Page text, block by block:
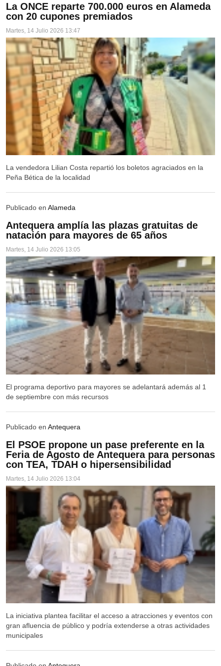
FUENTE DE PIEDRA
MOLLINA
VILLANUEVA DE LA CONCEPCIÓN
VALLE DE ABDALAJÍS
ANTEQUERA
ALAMEDA
ARCHIDONA
ARCHIDONA
CUEVAS DE SAN MARCOS
VILLANUEVA DE ALGAIDAS
VILLANUEVA DE TAPIA
VILLANUEVA DEL ROSARIO
CAMPILLOS
CAMPILLOS
SIERRA DE YEGUAS
TEBA
ARDALES
ALMARGEN
SEVILLA
ECIJA
La ONCE reparte 700.000 euros en Alameda
con 20 cupones premiados
Martes, 14 Julio 2026 13:47
La vendedora Lilian Costa repartió los boletos agraciados en la
Peña Bética de la localidad
Publicado en Alameda
Antequera amplía las plazas gratuitas de
natación para mayores de 65 años
Martes, 14 Julio 2026 13:05
El programa deportivo para mayores se adelantará además al 1
de septiembre con más recursos
Publicado en Antequera
El PSOE propone un pase preferente en la
Feria de Agosto de Antequera para personas
con TEA, TDAH o hipersensibilidad
Martes, 14 Julio 2026 13:04
La iniciativa plantea facilitar el acceso a atracciones y eventos con
gran afluencia de público y podría extenderse a otras actividades
municipales